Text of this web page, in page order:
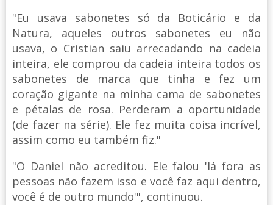
"Eu usava sabonetes só da Boticário e da
Natura, aqueles outros sabonetes eu não
usava, o Cristian saiu arrecadando na cadeia
inteira, ele comprou da cadeia inteira todos os
sabonetes de marca que tinha e fez um
coração gigante na minha cama de sabonetes
e pétalas de rosa. Perderam a oportunidade
(de fazer na série). Ele fez muita coisa incrível,
assim como eu também fiz."
"O Daniel não acreditou. Ele falou 'lá fora as
pessoas não fazem isso e você faz aqui dentro,
você é de outro mundo'", continuou.